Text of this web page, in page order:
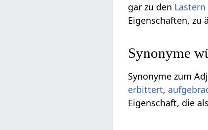
gar zu den Lastern
Eigenschaften, zu
Synonyme
Synonyme zum
erbittert,
Eigenschaft, die